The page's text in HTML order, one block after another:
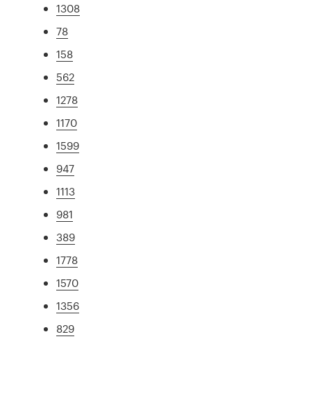
1308
78
158
562
1278
1170
1599
947
1113
981
389
1778
1570
1356
829